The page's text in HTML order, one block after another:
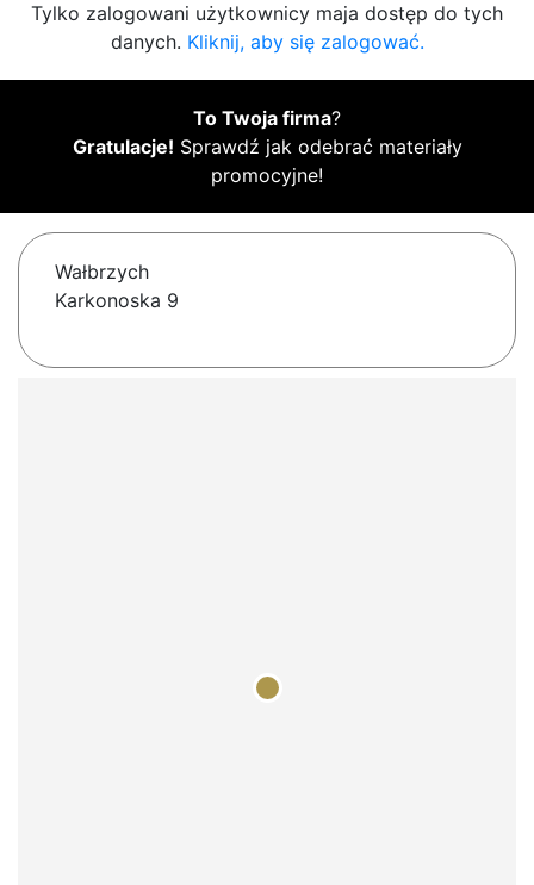
Tylko zalogowani użytkownicy maja dostęp do tych
danych. Kliknij, aby się zalogować.
To Twoja firma?
Gratulacje! Sprawdź jak odebrać materiały
promocyjne!
Wałbrzych
Karkonoska 9